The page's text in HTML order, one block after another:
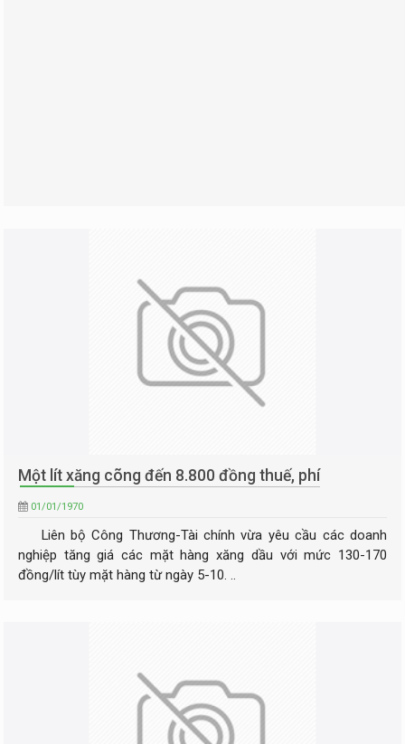
Một lít xăng cõng đến 8.800 đồng thuế, phí
01/01/1970
Liên bộ Công Thương-Tài chính vừa yêu cầu các doanh
nghiệp tăng giá các mặt hàng xăng dầu với mức 130-170
đồng/lít tùy mặt hàng từ ngày 5-10. ..